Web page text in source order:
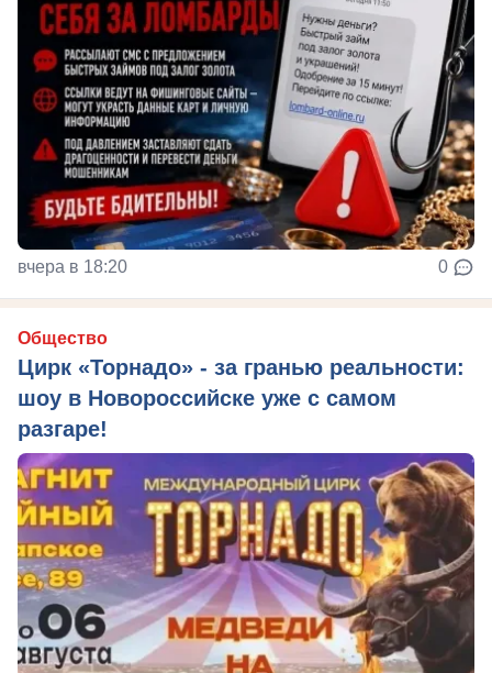
вчера в 18:20 0
Общество
Цирк «Торнадо» - за гранью реальности:
шоу в Новороссийске уже с самом
разгаре!